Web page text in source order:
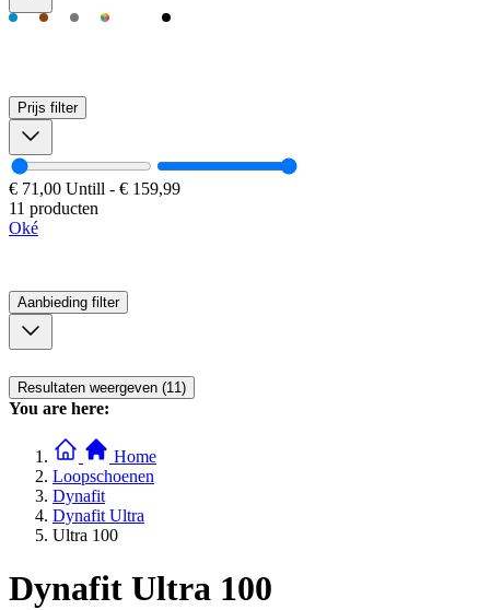
Prijs filter
€ 71,00 Untill - € 159,99
11 producten
Oké
Aanbieding filter
Resultaten weergeven (11)
You are here:
Home
Loopschoenen
Dynafit
Dynafit Ultra
Ultra 100
Dynafit Ultra 100